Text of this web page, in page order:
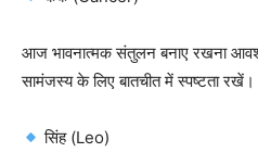
आज भावनात्मक संतुलन बनाए रखना
सामंजस्य के लिए बातचीत में स्पष्टता रखें।
सिंह (Leo)